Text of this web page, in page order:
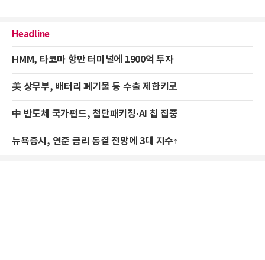
Headline
HMM, 타코마 항만 터미널에 1900억 투자
美 상무부, 배터리 폐기물 등 수출 제한키로
中 반도체 국가펀드, 첨단패키징·AI 칩 집중
뉴욕증시, 연준 금리 동결 전망에 3대 지수↑